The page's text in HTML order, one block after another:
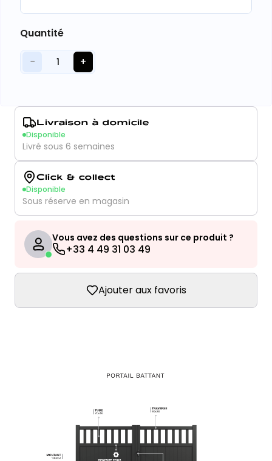
Quantité
− 1 +
Livraison à domicile
Disponible
Livré sous 6 semaines
Click & collect
Disponible
Sous réserve en magasin
Vous avez des questions sur ce produit ?
+33 4 49 31 03 49
Ajouter aux favoris